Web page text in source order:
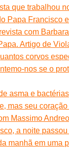
que trabalhou
Papa Francisco
com
Artigo de
corvos
nos se o
asma e
mas seu coração
Massimo
a noite
manhã em uma